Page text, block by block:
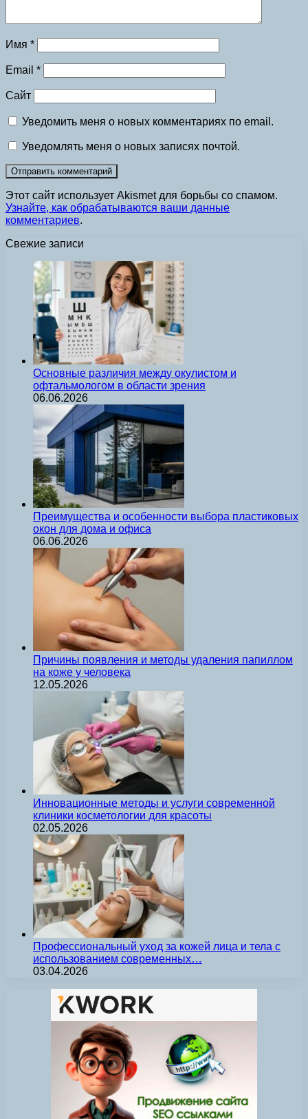
Имя *
Email *
Сайт
Уведомить меня о новых комментариях по email.
Уведомлять меня о новых записях почтой.
Этот сайт использует Akismet для борьбы со спамом.
Узнайте, как обрабатываются ваши данные
комментариев.
Свежие записи
Основные различия между окулистом и
офтальмологом в области зрения
06.06.2026
Преимущества и особенности выбора пластиковых
окон для дома и офиса
06.06.2026
Причины появления и методы удаления папиллом
на коже у человека
12.05.2026
Инновационные методы и услуги современной
клиники косметологии для красоты
02.05.2026
Профессиональный уход за кожей лица и тела с
использованием современных…
03.04.2026